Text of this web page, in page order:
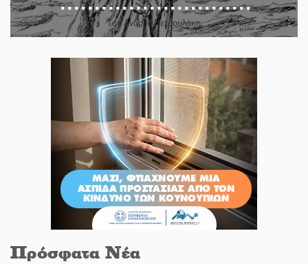
Του Ανδρέα Πετρουλάκη
Πρόσφατα Νέα